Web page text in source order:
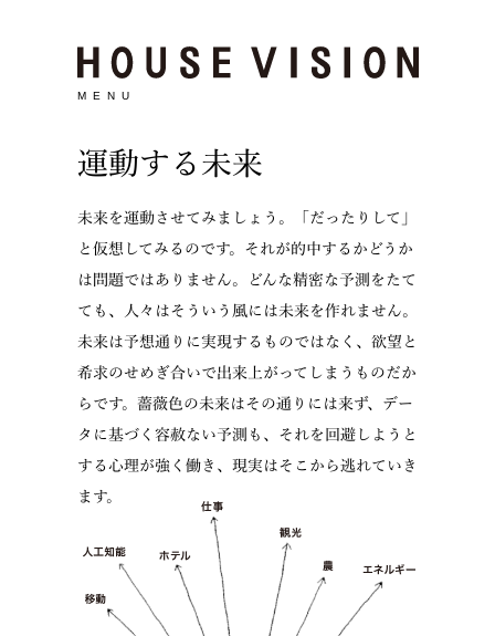
MENU
運動する未来
未来を運動させてみましょう。「だったりして」
と仮想してみるのです。それが的中するかどうか
は問題ではありません。どんな精密な予測をたて
ても、人々はそういう風には未来を作れません。
未来は予想通りに実現するものではなく、欲望と
希求のせめぎ合いで出来上がってしまうものだか
らです。薔薇色の未来はその通りには来ず、デー
タに基づく容赦ない予測も、それを回避しようと
する心理が強く働き、現実はそこから逃れていき
ます。